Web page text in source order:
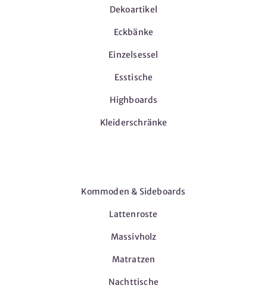
Dekoartikel
Eckbänke
Einzelsessel
Esstische
Highboards
Kleiderschränke
Kommoden & Sideboards
Lattenroste
Massivholz
Matratzen
Nachttische